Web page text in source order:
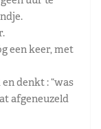
een keer, met
denkt : “was
afgeneuzeld